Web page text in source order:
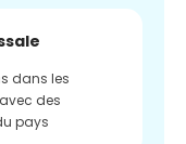
dans les
des
pays